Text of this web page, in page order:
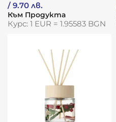
/ 9.70 лв.
Към Продукта
Курс: 1 EUR = 1.95583 BGN